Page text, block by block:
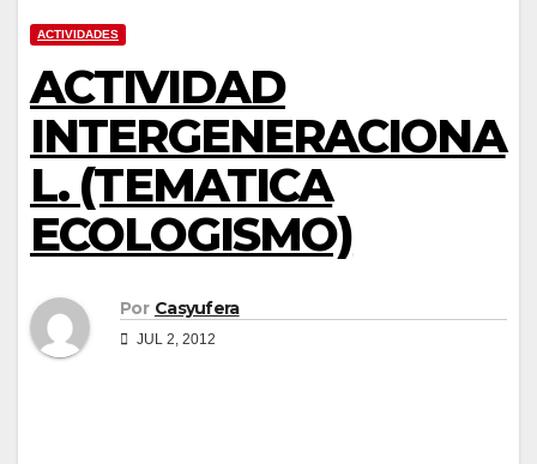
ACTIVIDADES
ACTIVIDAD
INTERGENERACIONA
L. (TEMATICA
ECOLOGISMO)
Por Casyufera
JUL 2, 2012